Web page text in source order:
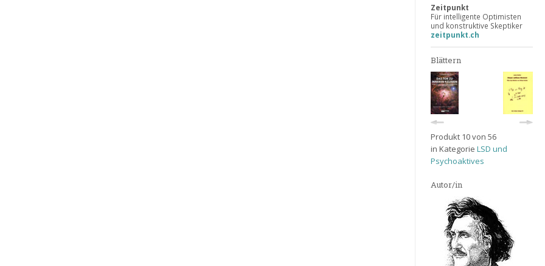
Zeitpunkt
Für intelligente Optimisten
und konstruktive Skeptiker
zeitpunkt.ch
Blättern
Produkt 10 von 56
in Kategorie LSD und
Psychoaktives
Autor/in